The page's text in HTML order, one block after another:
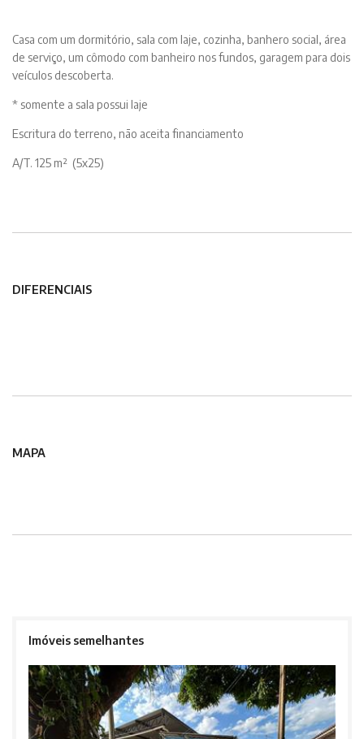
Casa com um dormitório, sala com laje, cozinha, banhero social, área
de serviço, um cômodo com banheiro nos fundos, garagem para dois
veículos descoberta.
* somente a sala possui laje
Escritura do terreno, não aceita financiamento
A/T. 125 m² (5x25)
DIFERENCIAIS
MAPA
Imóveis semelhantes